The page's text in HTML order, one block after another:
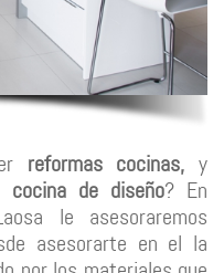
reformas cocinas, y
cocina de diseño? En
le asesoraremos
asesorarte en el la